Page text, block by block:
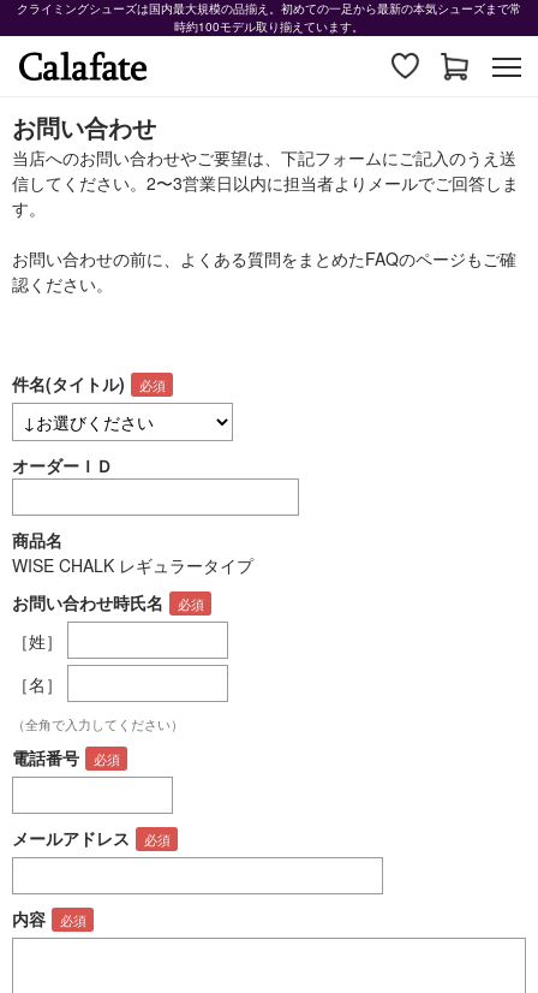
クライミングシューズは国内最大規模の品揃え。初めての一足から最新の本気シューズまで常
時約100モデル取り揃えています。
お問い合わせ
当店へのお問い合わせやご要望は、下記フォームにご記入のうえ送
信してください。2〜3営業日以内に担当者よりメールでご回答しま
す。
お問い合わせの前に、よくある質問をまとめたFAQのページもご確
認ください。
件名(タイトル)
オーダーＩＤ
商品名
WISE CHALK レギュラータイプ
お問い合わせ時氏名
［姓］
［名］
（全角で入力してください）
電話番号
メールアドレス
内容